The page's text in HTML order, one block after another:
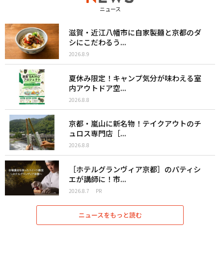
ニュース
滋賀・近江八幡市に自家製麺と京都のダ
シにこだわるう...
2026.8.9
夏休み限定！キャンプ気分が味わえる室
内アウトドア空...
2026.8.8
京都・嵐山に新名物！テイクアウトのチ
ュロス専門店［...
2026.8.8
［ホテルグランヴィア京都］のパティシ
エが講師に！市...
2026.8.7 PR
ニュースをもっと読む